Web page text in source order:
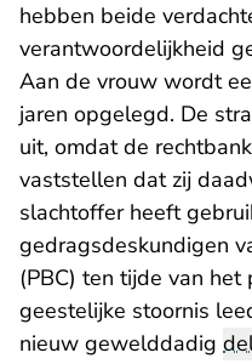
hebben beide
verantwoordelijkheid
Aan de vrouw wordt
jaren opgelegd. De
uit, omdat de
vaststellen dat zij
slachtoffer heeft
gedragsdeskundigen
(PBC) ten tijde van
geestelijke stoornis
nieuw gewelddadig